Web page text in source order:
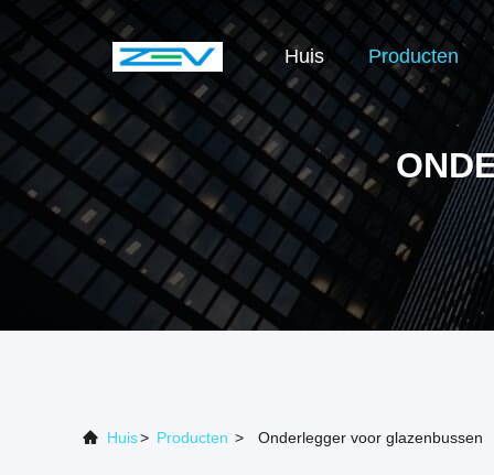
Huis Producten
Huis> Producten > Onderlegger voor glazenbussen